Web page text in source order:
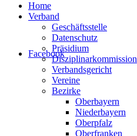
Facebook
Home
Verband
Geschäftsstelle
Datenschutz
Präsidium
Disziplinarkommission
Verbandsgericht
Vereine
Bezirke
Oberbayern
Niederbayern
Oberpfalz
Oberfranken